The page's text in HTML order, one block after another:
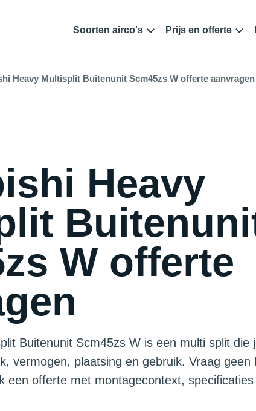
Soorten airco's Prijs en offerte
Heavy Multisplit Buitenunit Scm45zs W offerte aanvragen
Heavy
W offerte
Buitenunit Scm45zs W is een multi split die
vermogen, plaatsing en gebruik. Vraag geen
een offerte met montagecontext, specificaties